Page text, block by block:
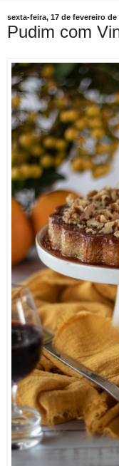
sexta-feira, 17 de fevereiro de
Pudim com